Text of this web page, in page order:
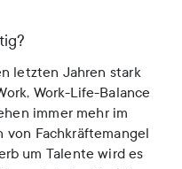
letzten Jahren stark
Work-Life-Balance
immer mehr im
Fachkräftemangel
um Talente wird es